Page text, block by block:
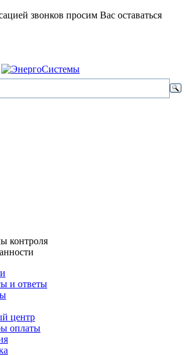
звонков просим Вас оставаться
контроля
и ответы
центр
оплаты